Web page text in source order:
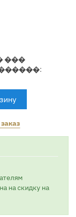
���
на скидку на